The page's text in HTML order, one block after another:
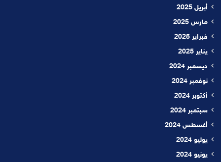
أبريل 2025
مارس 2025
فبراير 2025
يناير 2025
ديسمبر 2024
نوفمبر 2024
أكتوبر 2024
سبتمبر 2024
أغسطس 2024
يوليو 2024
يونيو 2024